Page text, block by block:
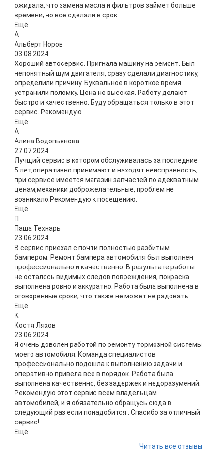
ожидала, что замена масла и фильтров займет больше
времени, но все сделали в срок.
Ещё
А
Альберт Норов
03.08.2024
Хороший автосервис. Пригнала машину на ремонт. Был
непонятный шум двигателя, сразу сделали диагностику,
определили причину. Буквальное в короткое время
устранили поломку. Цена не высокая. Работу делают
быстро и качественно. Буду обращаться только в этот
сервис. Рекомендую
Ещё
А
Алина Водопьянова
27.07.2024
Лучщий сервис в котором обслуживалась за последние
5 лет,оперативно принимают и находят неисправность,
при сервисе имеется магазин запчастей по адекватным
ценам,механики доброжелательные, проблем не
возникало.Рекомендую к посещению.
Ещё
П
Паша Технарь
23.06.2024
В сервис приехал с почти полностью разбитым
бампером. Ремонт бампера автомобиля был выполнен
профессионально и качественно. В результате работы
не осталось видимых следов повреждения, покраска
выполнена ровно и аккуратно. Работа была выполнена в
оговоренные сроки, что также не может не радовать.
Ещё
К
Костя Ляхов
23.06.2024
Я очень доволен работой по ремонту тормозной системы
моего автомобиля. Команда специалистов
профессионально подошла к выполнению задачи и
оперативно привела все в порядок. Работа была
выполнена качественно, без задержек и недоразумений.
Рекомендую этот сервис всем владельцам
автомобилей, и я обязательно обращусь сюда в
следующий раз если понадобится . Спасибо за отличный
сервис!
Ещё
Читать все отзывы